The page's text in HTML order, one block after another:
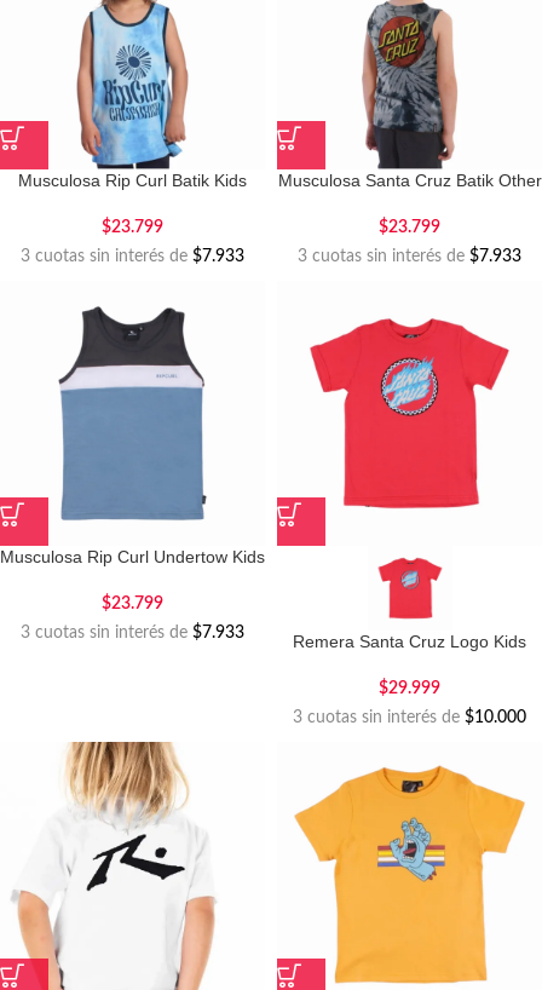
Musculosa Rip Curl Batik Kids
$23.799
3 cuotas sin interés de $7.933
Musculosa Santa Cruz Batik Other
$23.799
3 cuotas sin interés de $7.933
Musculosa Rip Curl Undertow Kids
$23.799
3 cuotas sin interés de $7.933 Remera Santa Cruz Logo Kids
$29.999
3 cuotas sin interés de $10.000